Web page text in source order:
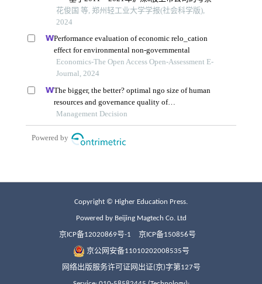
Copyright © Higher Education Press.
Powered by Beijing Magtech Co. Ltd
京ICP备12020869号-1 京ICP备150856号
京公网安备11010202008535号
网络出版服务许可证网出证(京)字第127号